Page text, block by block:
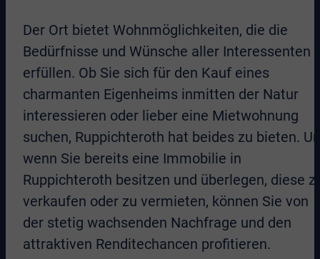
Der Ort bietet Wohnmöglichkeiten, die die
Bedürfnisse und Wünsche aller Interessenten
erfüllen. Ob Sie sich für den Kauf eines
charmanten Eigenheims inmitten der Natur
interessieren oder lieber eine Mietwohnung
suchen, Ruppichteroth hat beides zu bieten.
wenn Sie bereits eine Immobilie in
Ruppichteroth besitzen und überlegen, diese
verkaufen oder zu vermieten, können Sie von
der stetig wachsenden Nachfrage und den
attraktiven Renditechancen profitieren.